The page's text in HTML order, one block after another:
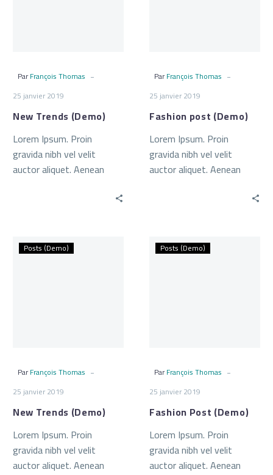
ParFrançois Thomas -
25 janvier 2019
New Trends (Demo)
Lorem Ipsum. Proin
gravida nibh vel velit
auctor aliquet. Aenean
ParFrançois Thomas -
25 janvier 2019
Fashion post (Demo)
Lorem Ipsum. Proin
gravida nibh vel velit
auctor aliquet. Aenean
New
Trends
Posts (Demo)
ParFrançois Thomas -
25 janvier 2019
New Trends (Demo)
Lorem Ipsum. Proin
gravida nibh vel velit
auctor aliquet. Aenean
Fashion
Post
Posts (Demo)
ParFrançois Thomas -
25 janvier 2019
Fashion Post (Demo)
Lorem Ipsum. Proin
gravida nibh vel velit
auctor aliquet. Aenean